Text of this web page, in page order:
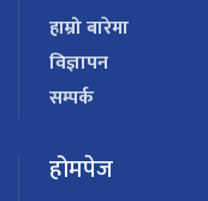
हाम्रो बारेमा
विज्ञापन
सम्पर्क
होमपेज